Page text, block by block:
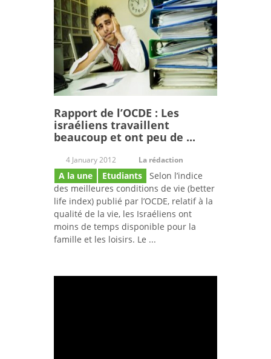
Rapport de l’OCDE : Les
israéliens travaillent
beaucoup et ont peu de ...
4 January 2012 La rédaction
A la une Etudiants
Selon l’indice
des meilleures conditions de vie (better
life index) publié par l’OCDE, relatif à la
qualité de la vie, les Israéliens ont
moins de temps disponible pour la
famille et les loisirs. Le ...